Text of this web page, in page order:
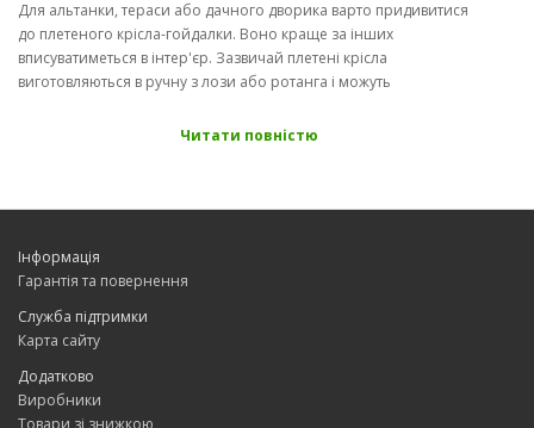
Для альтанки, тераси або дачного дворика варто придивитися
до плетеного крісла-гойдалки. Воно краще за інших
вписуватиметься в інтер'єр. Зазвичай плетені крісла
виготовляються в ручну з лози або ротанга і можуть
відрізняється від інших легкістю та мобільністю. Його без
втрачали своєї краси.
У великих кімнатах найбільш виграшно виглядатиме громіздке
крісло-гойдалка, виготовлене з вишневого або кедрового
дерева, з шикарними різьбленими підлокітниками та сидінням,
обтягнутим шкірою. Для створення затишку у вітальні, в якій є
великий камін, інтер'єр можна прикрасити крісло - гойдалкою
зробленої з дуба або клена.
Читати повністю
Інформація
Гарантія та повернення
Служба підтримки
Карта сайту
Додатково
Виробники
Товари зі знижкою